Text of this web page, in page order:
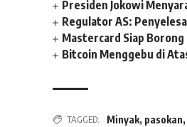
Presiden Jokowi
Regulator AS:
Mastercard Siap Borong
Bitcoin Menggebu di
TAGGED: Minyak, pasokan,